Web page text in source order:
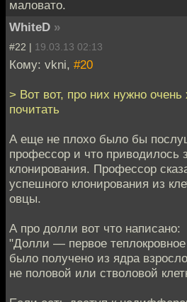
маловато.
WhiteD »
#22 | 19.03.13 02:13
Кому: vkni, #20
> Вот вот, про них нужно очень
почитать
А еще не плохо было бы
профессор и что приводилось
клонирования. Профессор
успешного клонирования из
овцы.
А про долли вот что написано:
"Долли — первое теплокровное
было получено из ядра
не половой или стволовой